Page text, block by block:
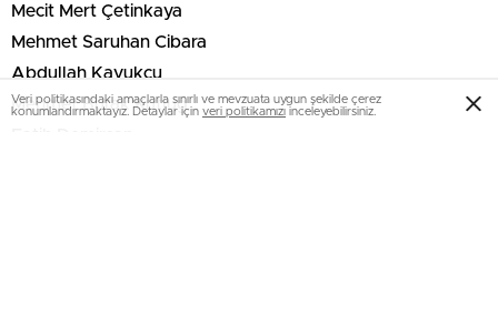
Mecit Mert Çetinkaya
Mehmet Saruhan Cibara
Abdullah Kavukcu
Mehmet Burak Kutluğ
Veri politikasındaki amaçlarla sınırlı ve mevzuata uygun şekilde çerez
konumlandırmaktayız. Detaylar için veri politikamızı inceleyebilirsiniz.